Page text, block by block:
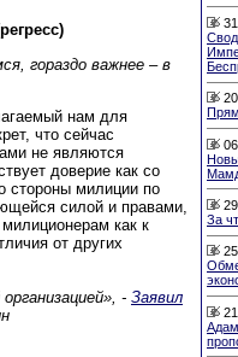
гораздо важнее – в
нам для
что сейчас
не являются
доверие как со
стороны милиции по
силой и правами,
как к
от других
- Заявил
За